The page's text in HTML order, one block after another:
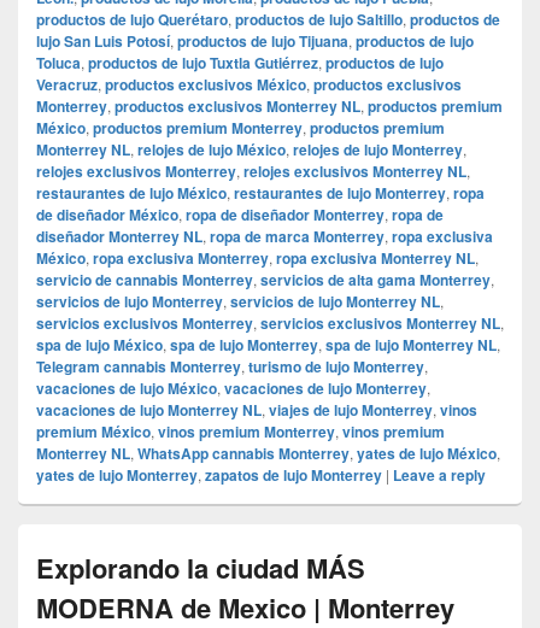
productos de lujo Querétaro, productos de lujo Saltillo, productos de
lujo San Luis Potosí, productos de lujo Tijuana, productos de lujo
Toluca, productos de lujo Tuxtla Gutiérrez, productos de lujo
Veracruz, productos exclusivos México, productos exclusivos
Monterrey, productos exclusivos Monterrey NL, productos premium
México, productos premium Monterrey, productos premium
Monterrey NL, relojes de lujo México, relojes de lujo Monterrey,
relojes exclusivos Monterrey, relojes exclusivos Monterrey NL,
restaurantes de lujo México, restaurantes de lujo Monterrey, ropa
de diseñador México, ropa de diseñador Monterrey, ropa de
diseñador Monterrey NL, ropa de marca Monterrey, ropa exclusiva
México, ropa exclusiva Monterrey, ropa exclusiva Monterrey NL,
servicio de cannabis Monterrey, servicios de alta gama Monterrey,
servicios de lujo Monterrey, servicios de lujo Monterrey NL,
servicios exclusivos Monterrey, servicios exclusivos Monterrey NL,
spa de lujo México, spa de lujo Monterrey, spa de lujo Monterrey NL,
Telegram cannabis Monterrey, turismo de lujo Monterrey,
vacaciones de lujo México, vacaciones de lujo Monterrey,
vacaciones de lujo Monterrey NL, viajes de lujo Monterrey, vinos
premium México, vinos premium Monterrey, vinos premium
Monterrey NL, WhatsApp cannabis Monterrey, yates de lujo México,
yates de lujo Monterrey, zapatos de lujo Monterrey | Leave a reply
Explorando la ciudad MÁS
MODERNA de Mexico | Monterrey